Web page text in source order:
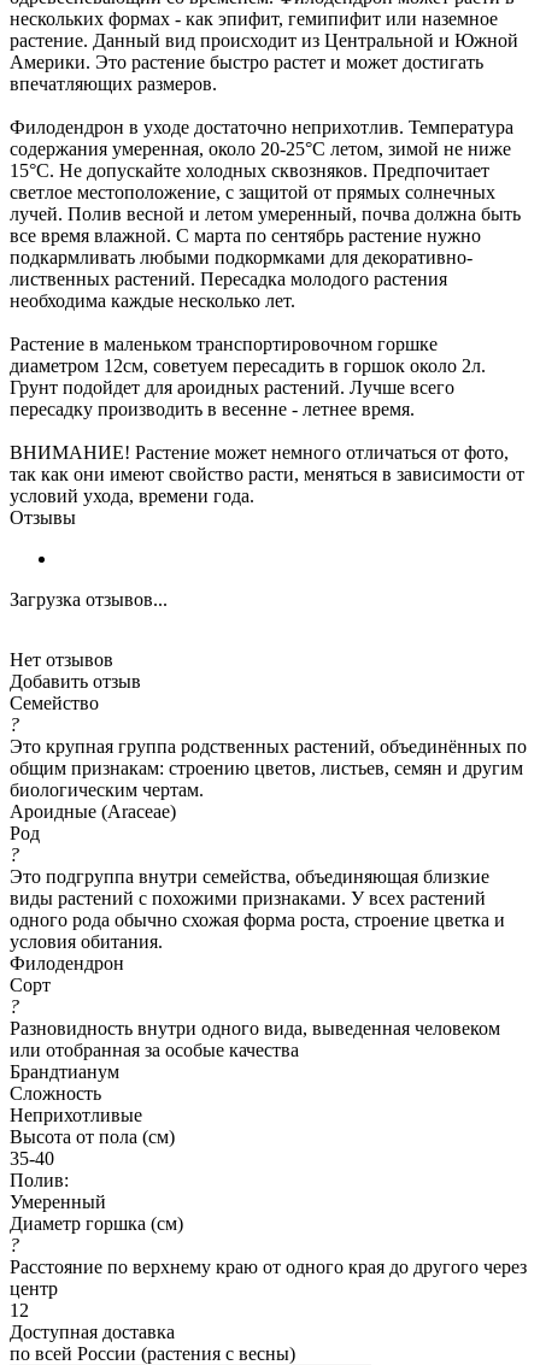
нескольких формах - как эпифит, гемипифит или наземное
растение. Данный вид происходит из Центральной и Южной
Америки. Это растение быстро растет и может достигать
впечатляющих размеров.
Филодендрон в уходе достаточно неприхотлив. Температура
содержания умеренная, около 20-25°С летом, зимой не ниже
15°С. Не допускайте холодных сквозняков. Предпочитает
светлое местоположение, с защитой от прямых солнечных
лучей. Полив весной и летом умеренный, почва должна быть
все время влажной. С марта по сентябрь растение нужно
подкармливать любыми подкормками для декоративно-
лиственных растений. Пересадка молодого растения
необходима каждые несколько лет.
Растение в маленьком транспортировочном горшке
диаметром 12см, советуем пересадить в горшок около 2л.
Грунт подойдет для ароидных растений. Лучше всего
пересадку производить в весенне - летнее время.
ВНИМАНИЕ! Растение может немного отличаться от фото,
так как они имеют свойство расти, меняться в зависимости от
условий ухода, времени года.
Отзывы
Загрузка отзывов...
Нет отзывов
Добавить отзыв
Семейство
?
Это крупная группа родственных растений, объединённых по
общим признакам: строению цветов, листьев, семян и другим
биологическим чертам.
Ароидные (Araceae)
Род
?
Это подгруппа внутри семейства, объединяющая близкие
виды растений с похожими признаками. У всех растений
одного рода обычно схожая форма роста, строение цветка и
условия обитания.
Филодендрон
Сорт
?
Разновидность внутри одного вида, выведенная человеком
или отобранная за особые качества
Брандтианум
Сложность
Неприхотливые
Высота от пола (см)
35-40
Полив:
Умеренный
Диаметр горшка (см)
?
Расстояние по верхнему краю от одного края до другого через
центр
12
Доступная доставка
по всей России (растения с весны)